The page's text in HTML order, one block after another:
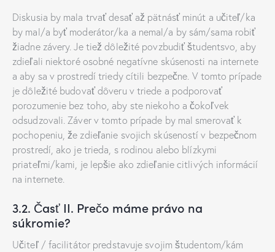
Diskusia by mala trvať desať až pätnásť minút a učiteľ/ka
by mal/a byť moderátor/ka a nemal/a by sám/sama robiť
žiadne závery. Je tiež dôležité povzbudiť študentsvo, aby
zdieľali niektoré osobné negatívne skúsenosti na internete
a aby sa v prostredí triedy cítili bezpečne. V tomto prípade
je dôležité budovať dôveru v triede a podporovať
porozumenie bez toho, aby ste niekoho a čokoľvek
odsudzovali. Záver v tomto prípade by mal smerovať k
pochopeniu, že zdieľanie svojich skúseností v bezpečnom
prostredí, ako je trieda, s rodinou alebo blízkymi
priateľmi/kami, je lepšie ako zdieľanie citlivých informácií
na internete.
3.2. Časť II. Prečo máme právo na
súkromie?
Učiteľ / facilitátor predstavuje svojim študentom/kám